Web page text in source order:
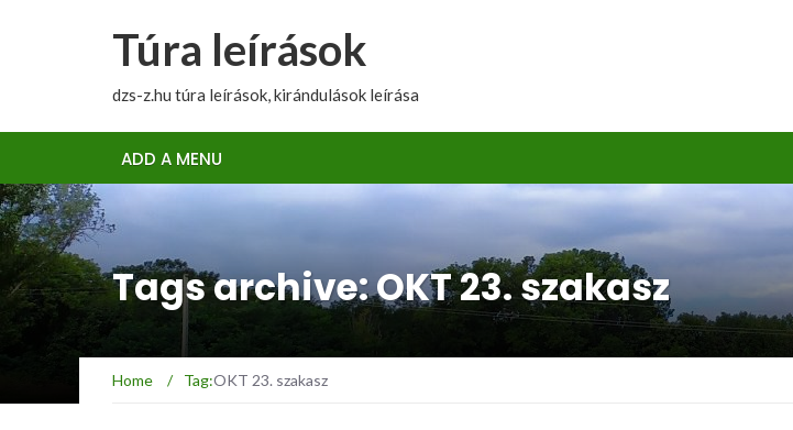
Túra leírások
dzs-z.hu túra leírások, kirándulások leírása
ADD A MENU
Tags archive: OKT 23. szakasz
Home / Tag:OKT 23. szakasz